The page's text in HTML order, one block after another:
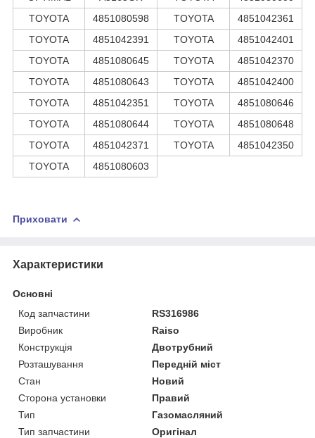
TOYOTA
4851080598 TOYOTA
4851042361
TOYOTA
4851042391 TOYOTA
4851042401
TOYOTA
4851080645 TOYOTA
4851042370
TOYOTA
4851080643 TOYOTA
4851042400
TOYOTA
4851042351 TOYOTA
4851080646
TOYOTA
4851080644 TOYOTA
4851080648
TOYOTA
4851042371 TOYOTA
4851042350
TOYOTA
4851080603
Приховати
Характеристики
Основні
Код запчастини
RS316986
Виробник
Raiso
Конструкція
Двотрубний
Розташування
Передній міст
Стан
Новий
Сторона установки
Правий
Тип
Газомасляний
Тип запчастини
Оригінал